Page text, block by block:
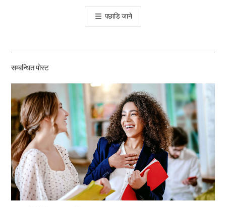
톡
공
기
पछाडि जाने
सम्बन्धित पोस्ट